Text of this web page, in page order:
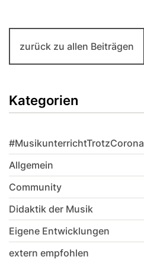
zurück zu allen Beiträgen
Kategorien
#MusikunterrichtTrotzCorona
Allgemein
Community
Didaktik der Musik
Eigene Entwicklungen
extern empfohlen